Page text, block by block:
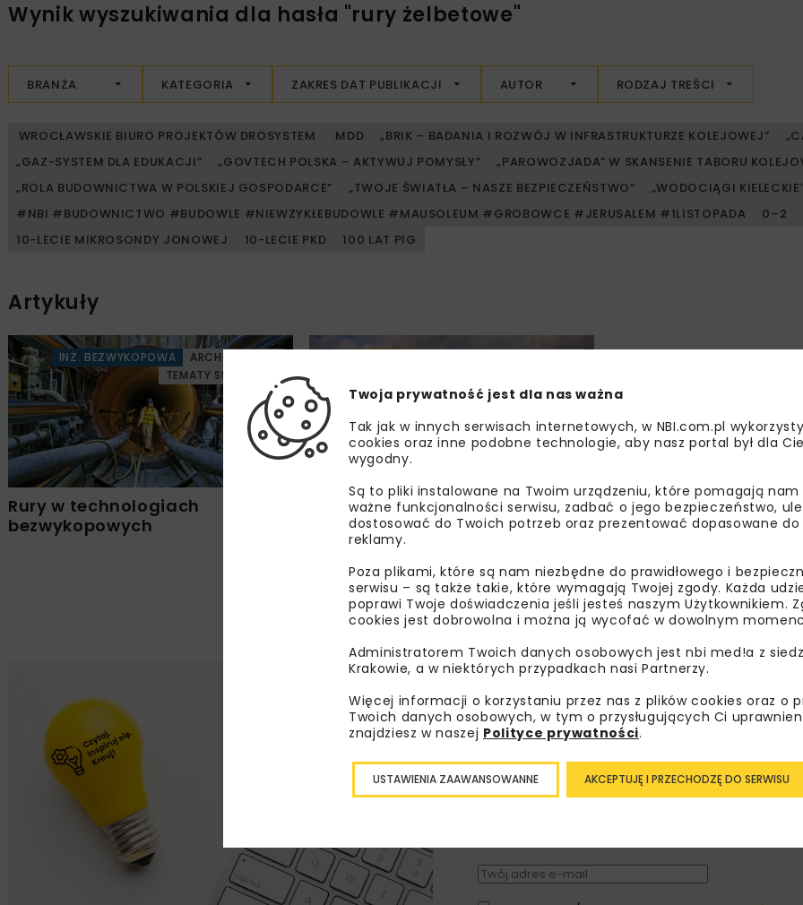
Wynik wyszukiwania dla hasła "rury żelbetowe"
BRANŻA KATEGORIA ZAKRES DAT PUBLIKACJI AUTOR RODZAJ TREŚCI
WROCŁAWSKIE BIURO PROJEKTÓW DROSYSTEM .MDD „BRIK – BADANIA I ROZWÓJ W INFRASTRUKTURZE KOLEJOWEJ”
„GAZ-SYSTEM DLA EDUKACJI”
„GOVTECH POLSKA – AKTYWUJ POMYSŁY”
„PAROWOZJADA” W SKANSENIE TABORU
„ROLA BUDOWNICTWA W POLSKIEJ GOSPODARCE”
„TWOJE ŚWIATŁA – NASZE BEZPIECZEŃSTWO”
„WODOCIĄGI
#NBI #BUDOWNICTWO #BUDOWLE #NIEWZYKŁEBUDOWLE #MAUSOLEUM #GROBOWCE #JERUSALEM #1LISTOPADA
0–2
10-LECIE MIKROSONDY JONOWEJ
10-LECIE PKD 100 LAT PIG
Artykuły
INŻ. BEZWYKOPOWA
ARCHIWUM NBI
TEMATY SPECJALNE
Rury w technologiach
bezwykopowych
Technologia studni
opuszczanych w terenie
zabudowanym
Lubisz wiedzieć więcej?
Zapisz się do newslettera aby
branżowe, zaproszenia na wydarzenia,
Twoja prywatność jest dla nas ważna
Tak jak w innych serwisach internetowych, w NBI.com.pl
cookies oraz inne podobne technologie, aby nasz portal był dla
wygodny.
Są to pliki instalowane na Twoim urządzeniu, które pomagają nam
ważne funkcjonalności serwisu, zadbać o jego bezpieczeństwo,
dostosować do Twoich potrzeb oraz prezentować dopasowane
reklamy.
Poza plikami, które są nam niezbędne do prawidłowego i
serwisu – są także takie, które wymagają Twojej zgody. Każda
poprawi Twoje doświadczenia jeśli jesteś naszym Użytkownikiem.
cookies jest dobrowolna i można ją wycofać w dowolnym
Administratorem Twoich danych osobowych jest nbi med!a z
Krakowie, a w niektórych przypadkach nasi Partnerzy.
Więcej informacji o korzystaniu przez nas z plików cookies oraz o
Twoich danych osobowych, w tym o przysługujących Ci
znajdziesz w naszej Polityce prywatności.
AKCEPTUJĘ I PRZECHODZĘ DO SERWISU
USTAWIENIA ZAAWANSOWANNE